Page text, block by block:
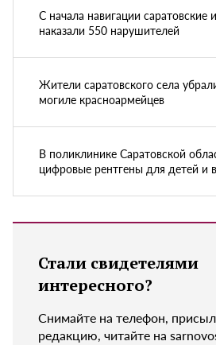
С начала навигации
наказали 550 нарушителей
Жители саратовского села
могиле красноармейцев
В поликлинике Саратовской
цифровые рентгены для детей и
Стали свидетелями
интересного?
Снимайте на телефон,
редакцию, читайте на